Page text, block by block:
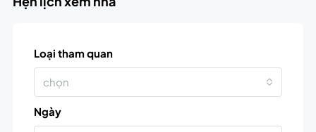
Loại tham quan
chọn
Ngày